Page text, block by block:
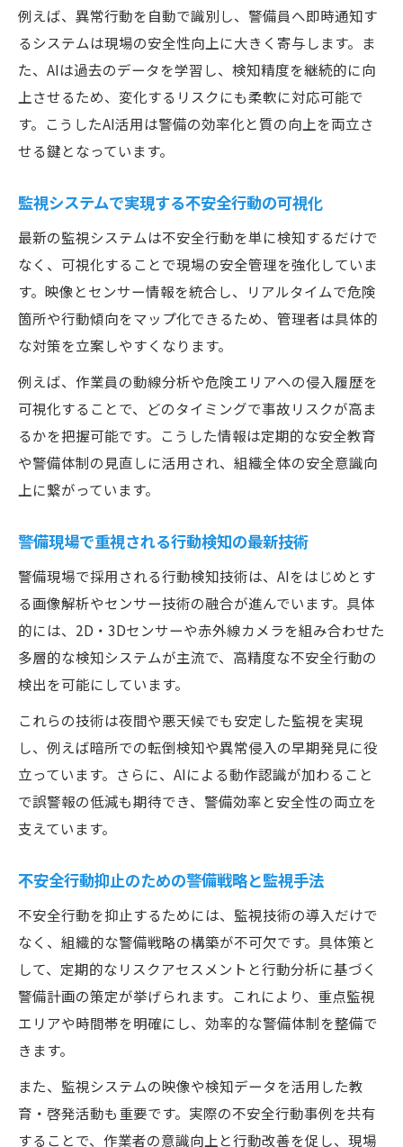
例えば、異常行動を自動で識別し、警備員へ即時通知す
るシステムは現場の安全性向上に大きく寄与します。ま
た、AIは過去のデータを学習し、検知精度を継続的に向
上させるため、変化するリスクにも柔軟に対応可能で
す。こうしたAI活用は警備の効率化と質の向上を両立さ
せる鍵となっています。
監視システムで実現する不安全行動の可視化
最新の監視システムは不安全行動を単に検知するだけで
なく、可視化することで現場の安全管理を強化していま
す。映像とセンサー情報を統合し、リアルタイムで危険
箇所や行動傾向をマップ化できるため、管理者は具体的
な対策を立案しやすくなります。
例えば、作業員の動線分析や危険エリアへの侵入履歴を
可視化することで、どのタイミングで事故リスクが高ま
るかを把握可能です。こうした情報は定期的な安全教育
や警備体制の見直しに活用され、組織全体の安全意識向
上に繋がっています。
警備現場で重視される行動検知の最新技術
警備現場で採用される行動検知技術は、AIをはじめとす
る画像解析やセンサー技術の融合が進んでいます。具体
的には、2D・3Dセンサーや赤外線カメラを組み合わせた
多層的な検知システムが主流で、高精度な不安全行動の
検出を可能にしています。
これらの技術は夜間や悪天候でも安定した監視を実現
し、例えば暗所での転倒検知や異常侵入の早期発見に役
立っています。さらに、AIによる動作認識が加わること
で誤警報の低減も期待でき、警備効率と安全性の両立を
支えています。
不安全行動抑止のための警備戦略と監視手法
不安全行動を抑止するためには、監視技術の導入だけで
なく、組織的な警備戦略の構築が不可欠です。具体策と
して、定期的なリスクアセスメントと行動分析に基づく
警備計画の策定が挙げられます。これにより、重点監視
エリアや時間帯を明確にし、効率的な警備体制を整備で
きます。
また、監視システムの映像や検知データを活用した教
育・啓発活動も重要です。実際の不安全行動事例を共有
することで、作業者の意識向上と行動改善を促し、現場